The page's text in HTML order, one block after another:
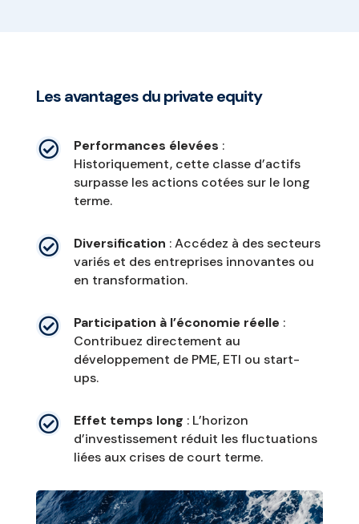
Les avantages du private equity
 Performances élevées :
Historiquement, cette classe d’actifs
surpasse les actions cotées sur le long
terme.
 Diversification : Accédez à des secteurs
variés et des entreprises innovantes ou
en transformation.
 Participation à l’économie réelle :
Contribuez directement au
développement de PME, ETI ou start-
ups.
 Effet temps long : L’horizon
d’investissement réduit les fluctuations
liées aux crises de court terme.